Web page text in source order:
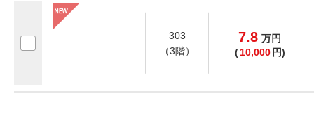
303
（3階）
7.8 万円
( 10,000 円)